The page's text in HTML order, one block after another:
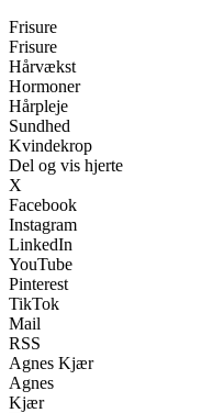
Frisure
Frisure
Hårvækst
Hormoner
Hårpleje
Sundhed
Kvindekrop
Del og vis hjerte
X
Facebook
Instagram
LinkedIn
YouTube
Pinterest
TikTok
Mail
RSS
Agnes Kjær
Agnes
Kjær